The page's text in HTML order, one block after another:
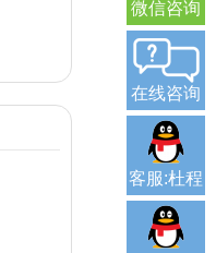
微信咨询
在线咨询
客服:杜程